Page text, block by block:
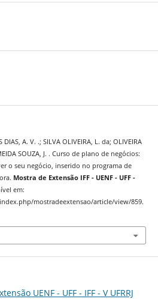
A. V. .; SILVA OLIVEIRA, L. da; OLIVEIRA
SOUZA, J. . Curso de plano de negócios:
o seu negócio, inserido no programa de
Mostra de Extensão IFF - UENF - UFF -
em:
mostradeextensao/article/view/859.
UENF - UFF - IFF - V UFRRJ